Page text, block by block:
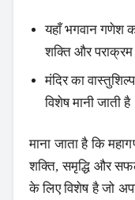
यहाँ भगवान गणेश
शक्ति और
मंदिर का
विशेष मानी जाती
माना जाता है कि
शक्ति, समृद्धि और
के लिए विशेष है जो